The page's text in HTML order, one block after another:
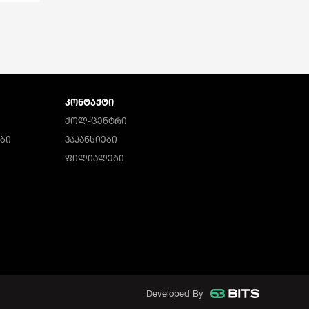
ᲙᲝᲜᲢᲐᲥᲢᲘ
ᲥᲝᲚ-ᲪᲔᲜᲢᲠᲘ
ᲕᲐᲙᲐᲜᲡᲘᲔᲑᲘ
ᲤᲘᲚᲘᲐᲚᲔᲑᲘ
Developed By